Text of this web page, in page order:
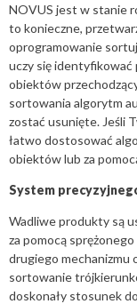
NOVUS jest w stanie
to konieczne,
oprogramowanie
uczy się
obiektów
sortowania algorytm
zostać usunięte. Jeśli
łatwo dostosować
obiektów lub za
System
Wadliwe produkty są
za pomocą
drugiego mechanizmu
sortowanie
doskonały stosunek